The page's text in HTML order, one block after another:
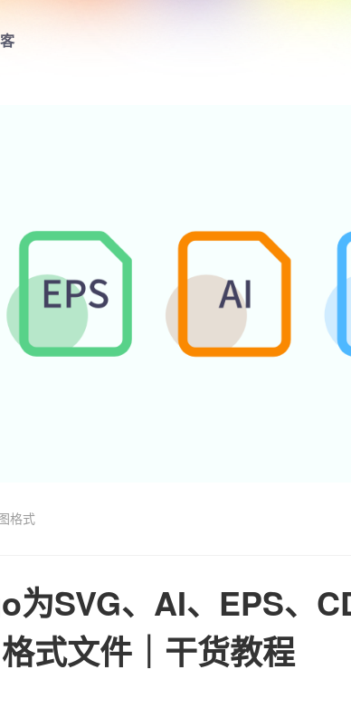
格式
为SVG、AI、EPS、
格式文件｜干货教程